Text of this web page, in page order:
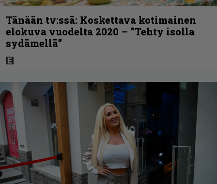
Tänään tv:ssä: Koskettava kotimainen
elokuva vuodelta 2020 – ”Tehty isolla
sydämellä”